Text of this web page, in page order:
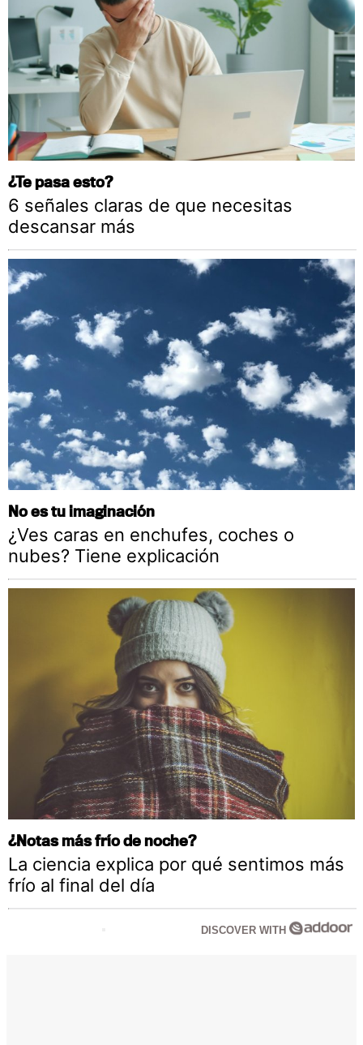
¿Te pasa esto?
6 señales claras de que necesitas
descansar más
No es tu imaginación
¿Ves caras en enchufes, coches o
nubes? Tiene explicación
¿Notas más frío de noche?
La ciencia explica por qué sentimos más
frío al final del día
DISCOVER WITH